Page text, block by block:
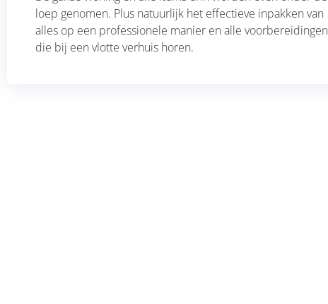
loep genomen. Plus natuurlijk het effectieve inpakken van
alles op een professionele manier en alle voorbereidingen
die bij een vlotte verhuis horen.